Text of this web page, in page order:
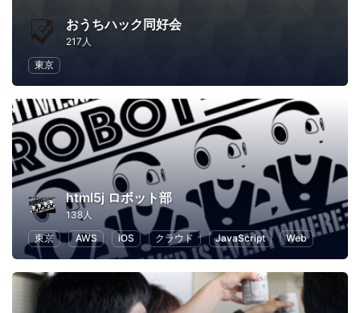
おうちハック同好会
217人
東京
html5j ロボット部
138人
東京
AWS iOS クラウド JavaScript Web